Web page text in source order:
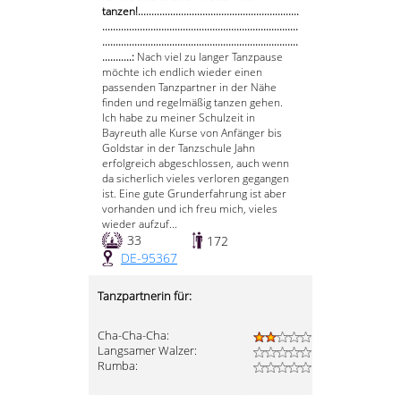
tanzen!............................................................
.........................................................................
.........................................................................
...........: Nach viel zu langer Tanzpause
möchte ich endlich wieder einen
passenden Tanzpartner in der Nähe
finden und regelmäßig tanzen gehen.
Ich habe zu meiner Schulzeit in
Bayreuth alle Kurse von Anfänger bis
Goldstar in der Tanzschule Jahn
erfolgreich abgeschlossen, auch wenn
da sicherlich vieles verloren gegangen
ist. Eine gute Grunderfahrung ist aber
vorhanden und ich freu mich, vieles
wieder aufzuf...
33
172
DE-95367
Tanzpartnerin für:
Cha-Cha-Cha:
Langsamer Walzer:
Rumba: